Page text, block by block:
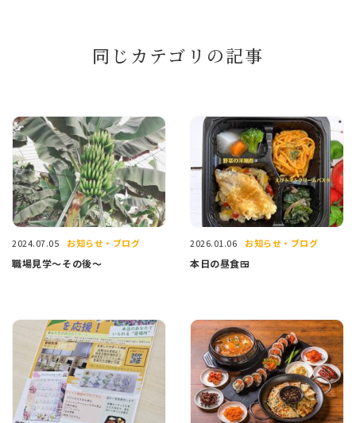
同じカテゴリの記事
2024.07.05 お知らせ・ブログ
職場見学〜その後〜
2026.01.06 お知らせ・ブログ
本日の昼食🍱